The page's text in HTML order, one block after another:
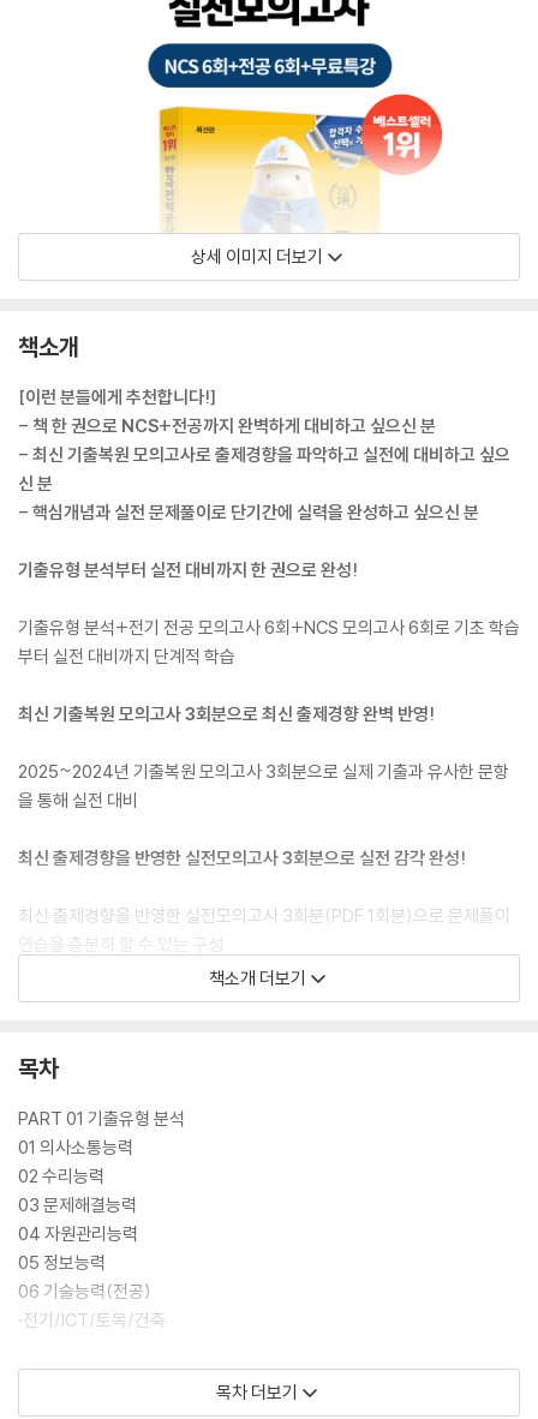
상세 이미지 더보기
책소개
[이런 분들에게 추천합니다!]
- 책 한 권으로 NCS+전공까지 완벽하게 대비하고 싶으신 분
- 최신 기출복원 모의고사로 출제경향을 파악하고 실전에 대비하고 싶으
신 분
- 핵심개념과 실전 문제풀이로 단기간에 실력을 완성하고 싶으신 분
기출유형 분석부터 실전 대비까지 한 권으로 완성!
기출유형 분석+전기 전공 모의고사 6회+NCS 모의고사 6회로 기초 학습
부터 실전 대비까지 단계적 학습
최신 기출복원 모의고사 3회분으로 최신 출제경향 완벽 반영!
2025~2024년 기출복원 모의고사 3회분으로 실제 기출과 유사한 문항
을 통해 실전 대비
최신 출제경향을 반영한 실전모의고사 3회분으로 실전 감각 완성!
최신 출제경향을 반영한 실전모의고사 3회분(PDF 1회분)으로 문제풀이
연습을 충분히 할 수 있는 구성
시험 전 빠르게 마무리하는 전공(전기/ICT/토목/건축) 핵심개념 수록!
전공 개념 중 중요도가 높은 핵심개념만 엄선하여 짧은 시간 내 빠르게 마
책소개 더보기
목차
PART 01 기출유형 분석
01 의사소통능력
02 수리능력
03 문제해결능력
04 자원관리능력
05 정보능력
06 기술능력(전공)
·전기/ICT/토목/건축
PART 02 기출복원 모의고사
01 2025년 10월 시행 기출복원 모의고사(전기 전공+NCS)
목차 더보기